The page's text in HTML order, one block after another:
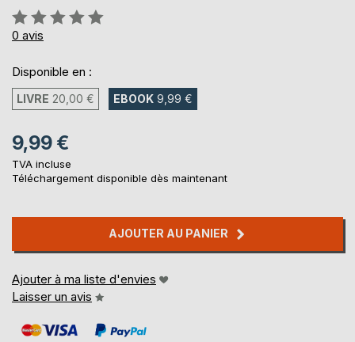
Évaluation:
0%
0 avis
Disponible en :
LIVRE 20,00 € EBOOK 9,99 €
9,99 €
TVA incluse
Téléchargement disponible dès maintenant
AJOUTER AU PANIER
Ajouter à ma liste d'envies
Laisser un avis